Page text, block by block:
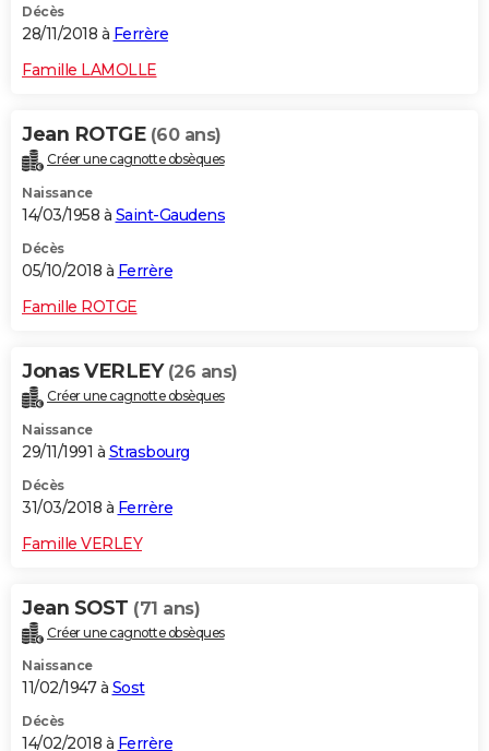
S'inscrire
Se connecter
Lycées
Collèges
Primaires
Universités
Entreprises
Service militaire
Avis de recherche
AVIS DE DÉCÈS
FORUM
Décès
28/11/2018 à Ferrère
Famille LAMOLLE
Jean ROTGE (60 ans)
Créer une cagnotte obsèques
Naissance
14/03/1958 à Saint-Gaudens
Décès
05/10/2018 à Ferrère
Famille ROTGE
Jonas VERLEY (26 ans)
Créer une cagnotte obsèques
Naissance
29/11/1991 à Strasbourg
Décès
31/03/2018 à Ferrère
Famille VERLEY
Jean SOST (71 ans)
Créer une cagnotte obsèques
Naissance
11/02/1947 à Sost
Décès
14/02/2018 à Ferrère